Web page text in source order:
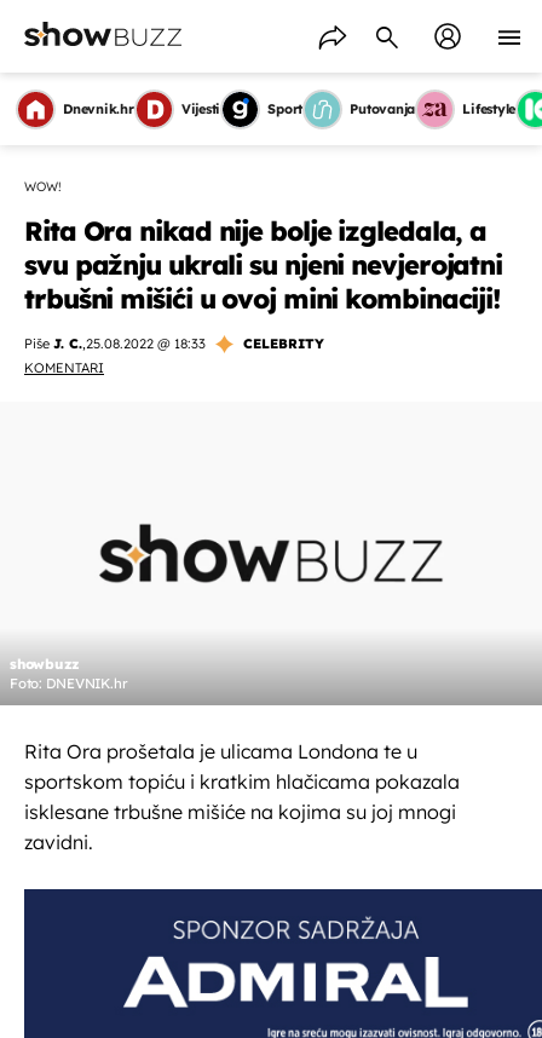
Dnevnik.hr Vijesti Sport Putovanja Lifestyle
WOW!
Rita Ora nikad nije bolje izgledala, a
svu pažnju ukrali su njeni nevjerojatni
trbušni mišići u ovoj mini kombinaciji!
Piše J. C.,25.08.2022 @ 18:33
CELEBRITY
KOMENTARI
showbuzz
Foto: DNEVNIK.hr
Rita Ora prošetala je ulicama Londona te u
sportskom topiću i kratkim hlačicama pokazala
isklesane trbušne mišiće na kojima su joj mnogi
zavidni.